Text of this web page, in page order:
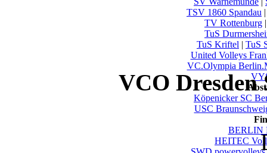
TSV 1860 Spandau
TV Rottenburg
TuS
TuS Kriftel | TuS
United Volleys
VC.Olympia
Köpenicker SC
USC
BERLIN
HEITEC
VCO Dresden